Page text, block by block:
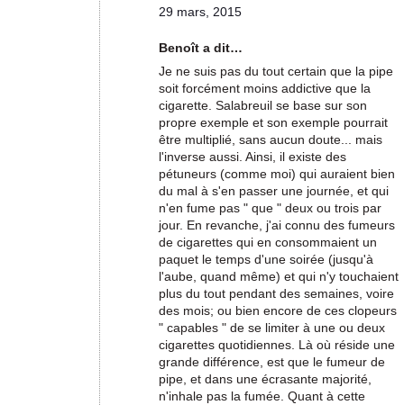
29 mars, 2015
Benoît a dit…
Je ne suis pas du tout certain que la pipe
soit forcément moins addictive que la
cigarette. Salabreuil se base sur son
propre exemple et son exemple pourrait
être multiplié, sans aucun doute... mais
l'inverse aussi. Ainsi, il existe des
pétuneurs (comme moi) qui auraient bien
du mal à s'en passer une journée, et qui
n'en fume pas " que " deux ou trois par
jour. En revanche, j'ai connu des fumeurs
de cigarettes qui en consommaient un
paquet le temps d'une soirée (jusqu'à
l'aube, quand même) et qui n'y touchaient
plus du tout pendant des semaines, voire
des mois; ou bien encore de ces clopeurs
" capables " de se limiter à une ou deux
cigarettes quotidiennes. Là où réside une
grande différence, est que le fumeur de
pipe, et dans une écrasante majorité,
n'inhale pas la fumée. Quant à cette